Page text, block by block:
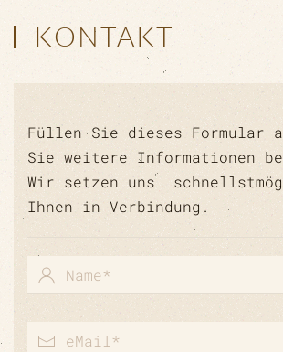
KONTAKT
Füllen Sie dieses Formular
Sie weitere Informationen
Wir setzen uns
Ihnen in Verbindung.